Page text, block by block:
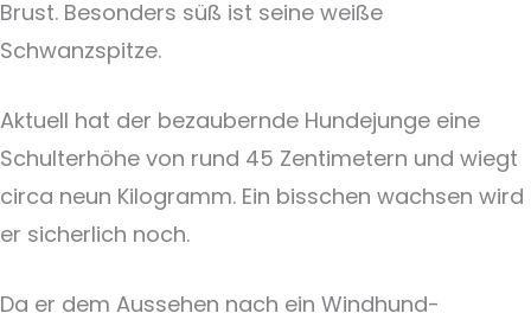
Brust. Besonders süß ist seine weiße
Schwanzspitze.
Aktuell hat der bezaubernde Hundejunge eine
Schulterhöhe von rund 45 Zentimetern und wiegt
circa neun Kilogramm. Ein bisschen wachsen wird
er sicherlich noch.
Da er dem Aussehen nach ein Windhund-